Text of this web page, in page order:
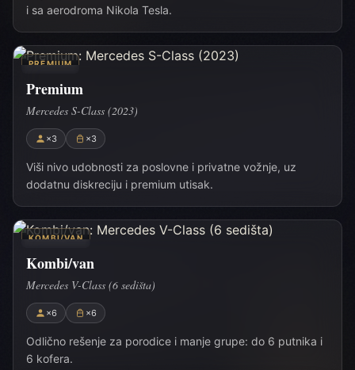
i sa aerodroma Nikola Tesla.
PREMIUM
Premium
Mercedes S-Class (2023)
×3 ×3
Viši nivo udobnosti za poslovne i privatne vožnje, uz
dodatnu diskreciju i premium utisak.
KOMBI/VAN
Kombi/van
Mercedes V-Class (6 sedišta)
×6 ×6
Odlično rešenje za porodice i manje grupe: do 6 putnika i
6 kofera.